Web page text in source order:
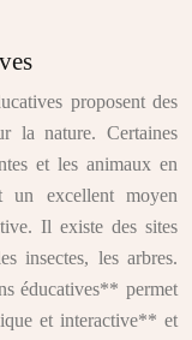
proposent des
la nature. Certaines
et les animaux en
un excellent moyen
Il existe des sites
insectes, les arbres.
éducatives** permet
et interactive** et